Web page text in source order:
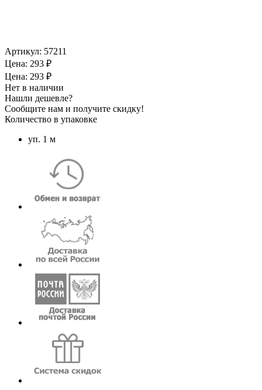
Артикул: 57211
Цена: 293 ₽
Цена: 293 ₽
Нет в наличии
Нашли дешевле?
Сообщите нам и получите скидку!
Количество в упаковке
уп. 1 м